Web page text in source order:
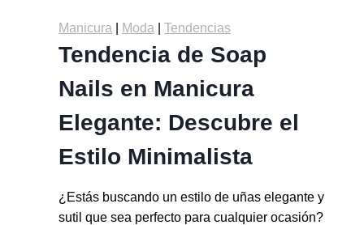
Manicura Moda Tendencias
Tendencia de Soap
Nails en Manicura
Elegante: Descubre el
Estilo Minimalista
¿Estás buscando un estilo de uñas elegante y
sutil que sea perfecto para cualquier ocasión?